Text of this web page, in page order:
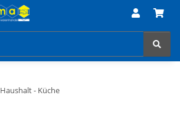
Haushalt - Küche